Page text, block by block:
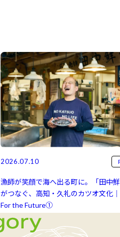
2026.07.10
漁師が笑顔で海へ出る町に。「田中鮮
がつなぐ、高知・久礼のカツオ文化
For the Future①